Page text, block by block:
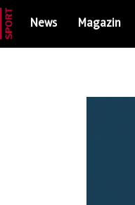
News Magazin